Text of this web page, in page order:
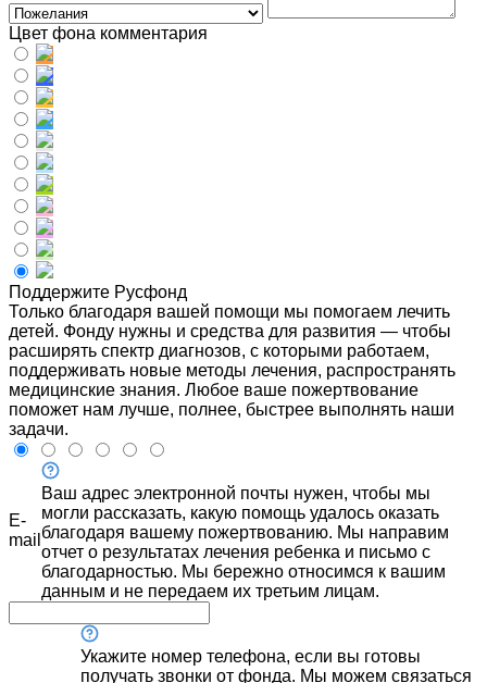
Цвет фона комментария
Поддержите Русфонд
Только благодаря вашей помощи мы помогаем лечить
детей. Фонду нужны и средства для развития — чтобы
расширять спектр диагнозов, с которыми работаем,
поддерживать новые методы лечения, распространять
медицинские знания. Любое ваше пожертвование
поможет нам лучше, полнее, быстрее выполнять наши
задачи.
E-
mail
Ваш адрес электронной почты нужен, чтобы мы
могли рассказать, какую помощь удалось оказать
благодаря вашему пожертвованию. Мы направим
отчет о результатах лечения ребенка и письмо с
благодарностью. Мы бережно относимся к вашим
данным и не передаем их третьим лицам.
Укажите номер телефона, если вы готовы
получать звонки от фонда. Мы можем связаться